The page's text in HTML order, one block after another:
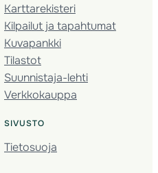
Karttarekisteri
Kilpailut ja tapahtumat
Kuvapankki
Tilastot
Suunnistaja-lehti
Verkkokauppa
SIVUSTO
Tietosuoja